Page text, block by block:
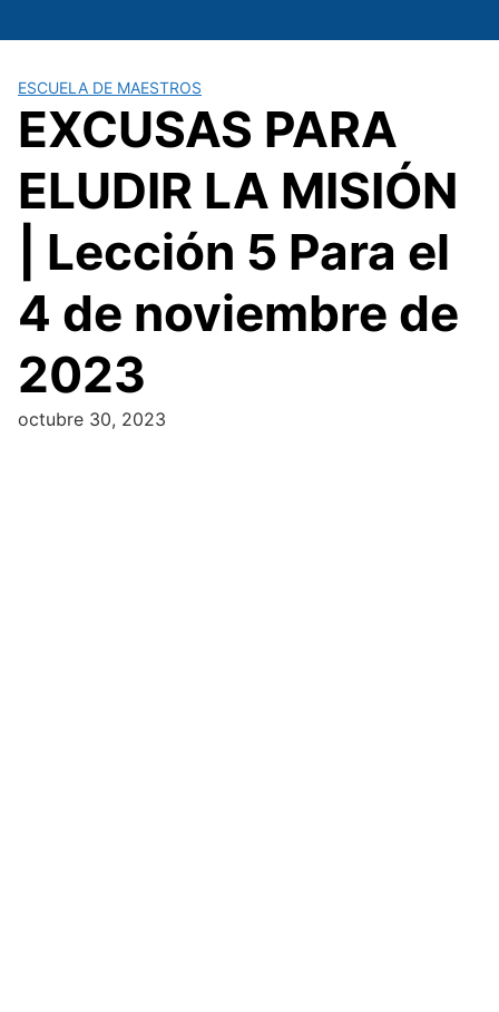
al
ESCUELA DE MAESTROS
EXCUSAS PARA
ELUDIR LA MISIÓN
| Lección 5 Para el
4 de noviembre de
2023
octubre 30, 2023